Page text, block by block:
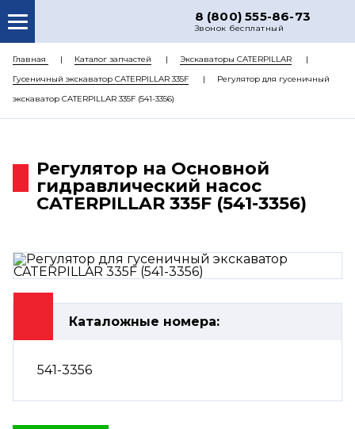
8 (800) 555-86-73
Звонок бесплатный
О НАС
КАТАЛОГ ЗАПЧАСТЕЙ
РЕМОНТ
ЦЕНЫ
КОНТАКТЫ
Главная Каталог запчастей
Экскаваторы CATERPILLAR
Гусеничный экскаватор CATERPILLAR 335F
Регулятор для гусеничный
экскаватор CATERPILLAR 335F (541-3356)
Регулятор на Основной
гидравлический насос
CATERPILLAR 335F (541-3356)
Каталожные номера:
541-3356